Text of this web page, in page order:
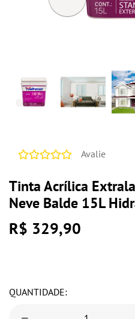
Avalie
Tinta Acrílica
Neve Balde 15L
R$ 329,90
QUANTIDADE: